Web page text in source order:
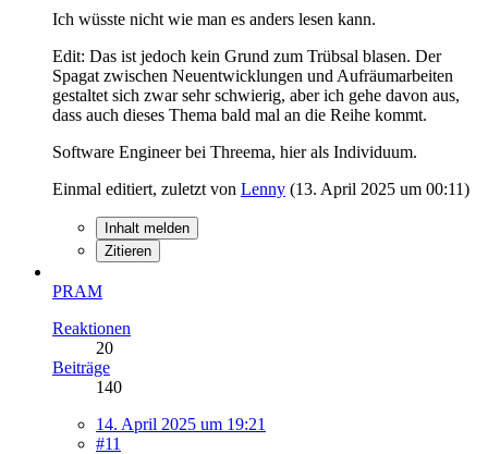
Ich wüsste nicht wie man es anders lesen kann.
Edit: Das ist jedoch kein Grund zum Trübsal blasen. Der
Spagat zwischen Neuentwicklungen und Aufräumarbeiten
gestaltet sich zwar sehr schwierig, aber ich gehe davon aus,
dass auch dieses Thema bald mal an die Reihe kommt.
Software Engineer bei Threema, hier als Individuum.
Einmal editiert, zuletzt von Lenny (13. April 2025 um 00:11)
Inhalt melden
Zitieren
PRAM
Reaktionen
20
Beiträge
140
14. April 2025 um 19:21
#11